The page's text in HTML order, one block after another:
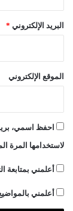
البريد الإلكتروني *
الموقع الإلكتروني
احفظ اسمي،
لاستخدامها المرة
أعلمني بمتابعة
أعلمني